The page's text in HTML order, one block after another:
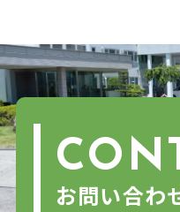
お問い合わ